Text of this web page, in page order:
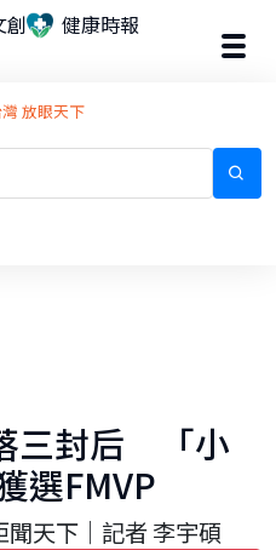
創 健康時報
放眼天下
三封后 「小
選FMVP
天下｜記者 李宇碩